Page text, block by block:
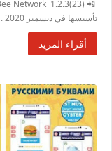
تأسيسها في ديسمبر 2020 . هي نفس الفكرة التي بدأت بها البتكوين لكن...
أقراء المزيد